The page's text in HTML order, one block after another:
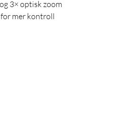
3× optisk zoom
for mer kontroll